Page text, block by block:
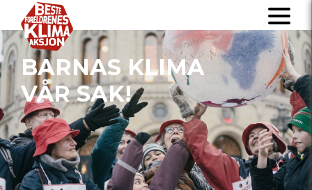
BARNAS KLIMA
VÅR SAK!